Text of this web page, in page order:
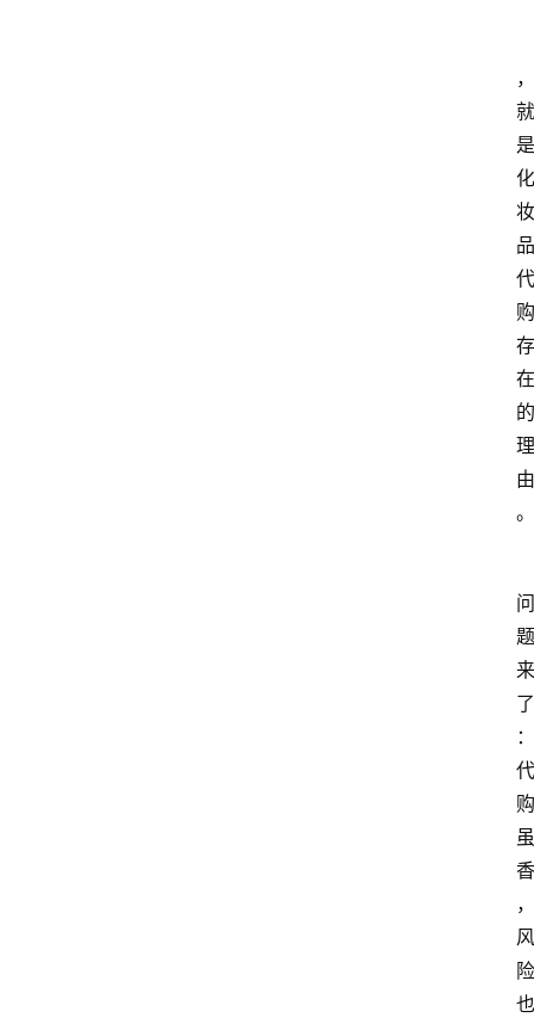
，
就
是
化
妆
品
代
购
存
在
的
理
由
。
问
题
来
了
：
代
购
虽
香
，
风
险
也